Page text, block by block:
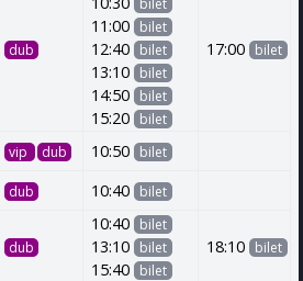
dub
11:00 bilet
12:40 bilet
13:10 bilet
14:50 bilet
15:20 bilet
17:00 bilet
vip dub 10:50 bilet
dub 10:40 bilet
dub
10:40 bilet
13:10 bilet
15:40 bilet
18:10 bilet